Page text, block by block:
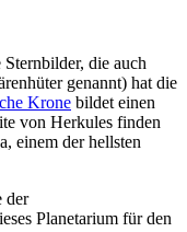
die auch
genannt) hat die
Krone bildet einen
von Herkules finden
einem der hellsten
der
Planetarium für den